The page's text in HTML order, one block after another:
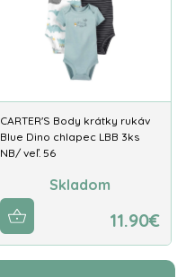
CARTER'S Body krátky rukáv
Blue Dino chlapec LBB 3ks
NB/ veľ. 56
Skladom
11.90€